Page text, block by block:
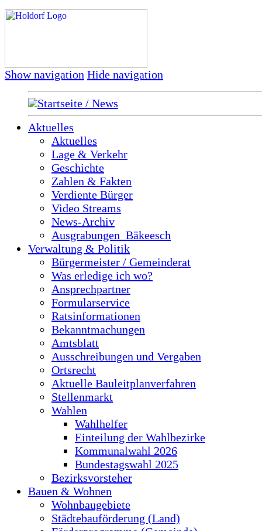
Show navigation Hide navigation
Startseite / News
Aktuelles
Aktuelles
Lage & Verkehr
Geschichte
Zahlen & Fakten
Verdiente Bürger
Video Streams
News-Archiv
Ausgrabungen_Bäkeesch
Verwaltung & Politik
Bürgermeister / Gemeinderat
Was erledige ich wo?
Ansprechpartner
Formularservice
Ratsinformationen
Bekanntmachungen
Amtsblatt
Ausschreibungen und Vergaben
Ortsrecht
Aktuelle Bauleitplanverfahren
Stellenmarkt
Wahlen
Wahlhelfer
Einteilung der Wahlbezirke
Kommunalwahl 2026
Bundestagswahl 2025
Bezirksvorsteher
Bauen & Wohnen
Wohnbaugebiete
Städtebauförderung (Land)